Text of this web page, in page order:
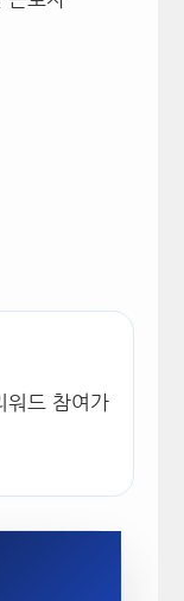
워드 참여가